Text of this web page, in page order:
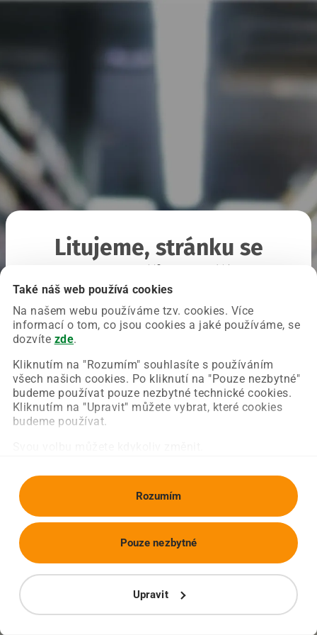
Také náš web používá cookies
Na našem webu používáme tzv. cookies. Více
informací o tom, co jsou cookies a jaké používáme, se
dozvíte zde.
Kliknutím na "Rozumím" souhlasíte s používáním
všech našich cookies. Po kliknutí na "Pouze nezbytné"
budeme používat pouze nezbytné technické cookies.
Kliknutím na "Upravit" můžete vybrat, které cookies
budeme používat.
Rozumím
Upravit
Pouze nezbytné
Litujeme, stránku se
Chyba nastala na naší straně a už ji opravujeme.
Zkuste prosím znovu načíst požadovanou stránku.
Obnovit stránku Úvodní strana